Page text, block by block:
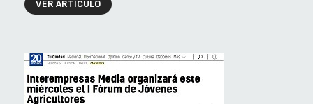
VER ARTÍCULO